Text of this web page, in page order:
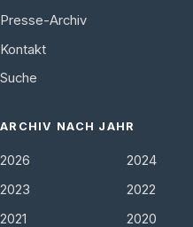
Presse-Archiv
Kontakt
Suche
ARCHIV NACH JAHR
2026
2024
2023
2022
2021
2020